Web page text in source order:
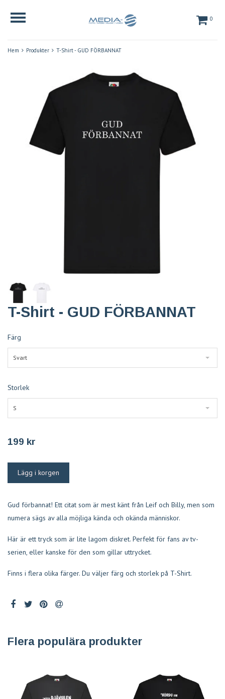
0
Hem Produkter T-Shirt - GUD FÖRBANNAT
T-Shirt - GUD FÖRBANNAT
Färg
Svart
Storlek
S
199 kr
Gud förbannat! Ett citat som är mest känt från Leif och Billy, men som
numera sägs av alla möjliga kända och okända människor.
Här är ett tryck som är lite lagom diskret. Perfekt för fans av tv-
serien, eller kanske för den som gillar uttrycket.
Finns i flera olika färger. Du väljer färg och storlek på T-Shirt.
Flera populära produkter